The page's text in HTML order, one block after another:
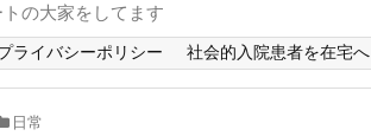
の大家をしてます
ライバシーポリシー 社会的入院患者を在宅へ
日常